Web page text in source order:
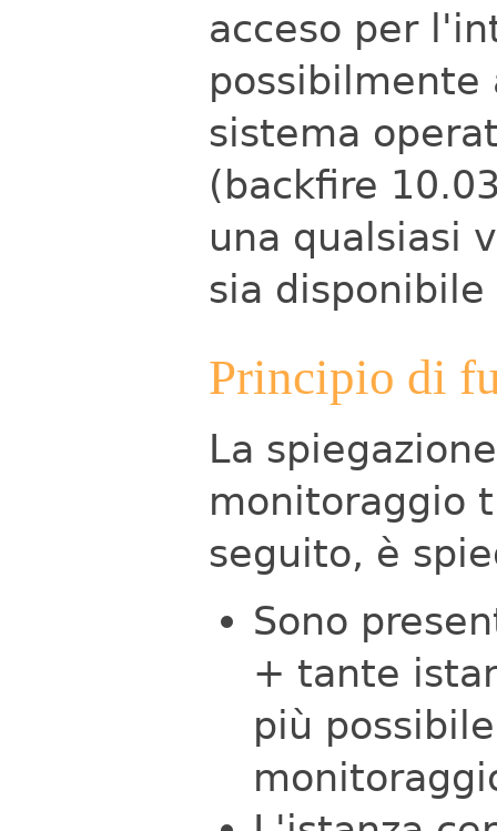
acceso per
possibilmente
sistema
(backfire
una qualsiasi
sia
Principio di
La
monitoraggio
seguito, è
Sono
+ tante
più